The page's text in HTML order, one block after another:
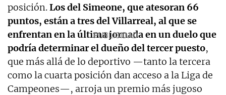
posición.Los del Simeone, que atesoran 66
puntos, están a tres del Villarreal, al que se
enfrentan en la última jornada en un duelo que
podría determinar el dueño del tercer puesto,
que más allá de lo deportivo —tanto la tercera
como la cuarta posición dan acceso a la Liga de
Campeones—, arroja un premio más jugoso